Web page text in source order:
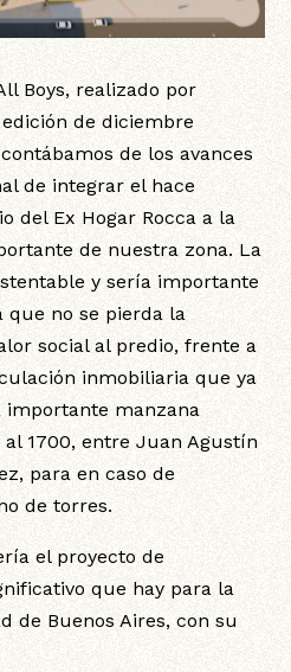
Boys, realizado por
de diciembre
de los avances
de integrar el hace
del Ex Hogar Rocca a la
de nuestra zona. La
y sería importante
que no se pierda la
social al predio, frente a
inmobiliaria que ya
importante manzana
al 1700, entre Juan Agustín
para en caso de
de torres.
el proyecto de
que hay para la
de Buenos Aires, con su